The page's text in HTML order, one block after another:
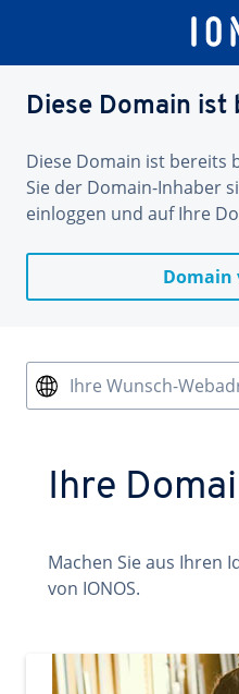
Diese Domain
Diese Domain ist bereits
Sie der Domain-Inhaber
einloggen und auf Ihre
Domain
Ihre Wunsch-
Ihre
Machen Sie aus Ihren
von IONOS.